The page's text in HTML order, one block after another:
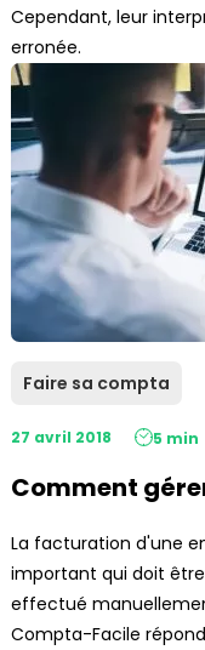
Cependant, leur
erronée.
Faire sa compta
27 avril 2018 5 min
Comment
La facturation d'une
important qui doit
effectué
Compta-Facile